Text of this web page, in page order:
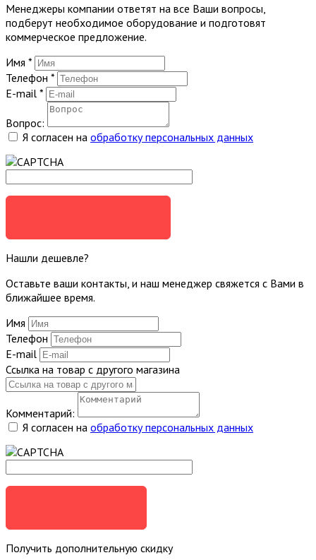
Менеджеры компании ответят на все Ваши вопросы,
подберут необходимое оборудование и подготовят
коммерческое предложение.
Имя *
Телефон *
E-mail *
Вопрос:
Я согласен на обработку персональных данных
Нашли дешевле?
Оставьте ваши контакты, и наш менеджер свяжется с Вами в
ближайшее время.
Имя
Телефон
E-mail
Ссылка на товар с другого магазина
Комментарий:
Я согласен на обработку персональных данных
Получить дополнительную скидку